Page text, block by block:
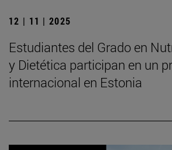
12 | 11 | 2025
Estudiantes del Grado en
y Dietética participan en un
internacional en Estonia